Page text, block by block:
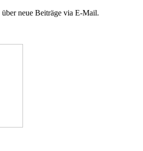
neue Beiträge via E-Mail.